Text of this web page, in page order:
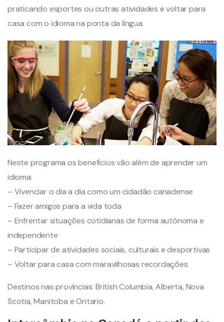
praticando esportes ou outras atividades e voltar para
casa com o idioma na ponta da língua.
Neste programa os benefícios vão além de aprender um
idioma:
– Vivenciar o dia a dia como um cidadão canadense
– Fazer amigos para a vida toda
– Enfrentar situações cotidianas de forma autônoma e
independente
– Participar de atividades sociais, culturais e desportivas
– Voltar para casa com maravilhosas recordações
Destinos nas províncias: British Columbia, Alberta, Nova
Scotia, Manitoba e Ontario.